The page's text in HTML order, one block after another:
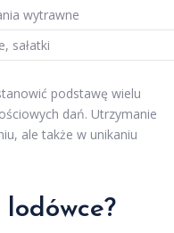
wytrawne
sałatki
podstawę wielu
dań. Utrzymanie
ale także w unikaniu